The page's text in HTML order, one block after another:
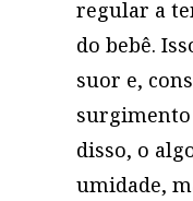
regular a
do bebê.
suor e,
surgimento
disso, o
umidade,